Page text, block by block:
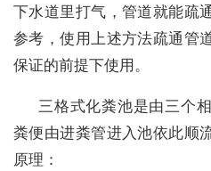
下水道里打气，管道就能疏
参考，使用上述方法疏通管
保证的前提下使用。
三格式化粪池是由三个
粪便由进粪管进入池依此顺
原理：